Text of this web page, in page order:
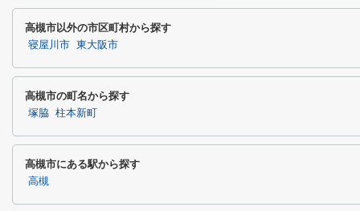
高槻市以外の市区町村から探す
寝屋川市 東大阪市
高槻市の町名から探す
塚脇 柱本新町
高槻市にある駅から探す
高槻